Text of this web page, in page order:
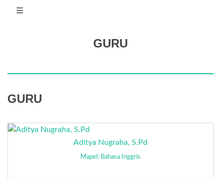
GURU
GURU
Aditya Nugraha, S.Pd
Mapel: Bahasa Inggris